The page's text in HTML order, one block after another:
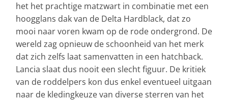
het het prachtige matzwart in combinatie met een
hoogglans dak van de Delta Hardblack, dat zo
mooi naar voren kwam op de rode ondergrond. De
wereld zag opnieuw de schoonheid van het merk
dat zich zelfs laat samenvatten in een hatchback.
Lancia slaat dus nooit een slecht figuur. De kritiek
van de roddelpers kon dus enkel eventueel uitgaan
naar de kledingkeuze van diverse sterren van het